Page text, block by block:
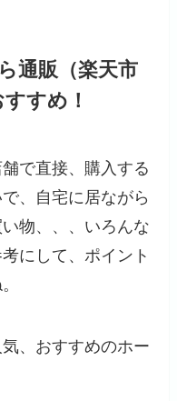
通販（楽天市
すめ！
で直接、購入する
、自宅に居ながら
物、、、いろんな
にして、ポイント
、おすすめのホー